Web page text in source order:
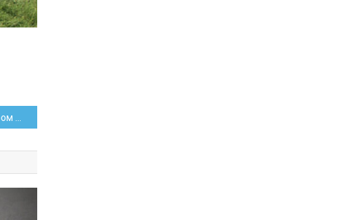
IT-компанию с центром разработки в ПВТ купили за 430 млн долларов